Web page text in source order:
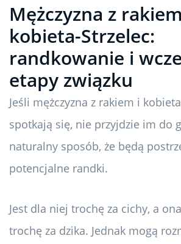
Mężczyzna z
kobieta-Strzelec:
randkowanie i
etapy związku
Jeśli mężczyzna z rakiem i
spotkają się, nie przyjdzie im do
naturalny sposób, że będą
potencjalne randki.
Jest dla niej trochę za cichy, a
trochę za dzika. Jednak mogą